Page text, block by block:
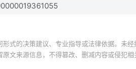
式的决策建议、专业指导或法律依据。未
文来源信息，不得篡改、删减内容或侵犯相